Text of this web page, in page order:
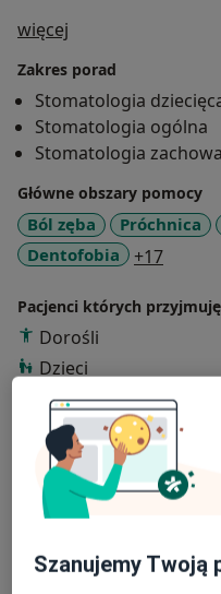
więcej
Zakres porad
Stomatologia
Stomatologia ogólna
Stomatologia
Główne obszary pomocy
Ból zęba Próchnica
Dentofobia
+17
Pacjenci których przyjmuję
Dorośli
Dzieci
Rodzaje konsultacji
StacjonarneZobacz
Zdjęcia i filmy
Szanujemy Twoją